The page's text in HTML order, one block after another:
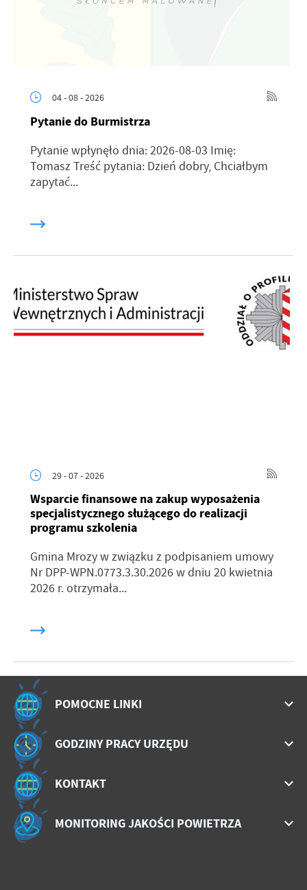
04 - 08 - 2026
Pytanie do Burmistrza
Pytanie wpłynęło dnia: 2026-08-03 Imię:
Tomasz Treść pytania: Dzień dobry, Chciałbym
zapytać...
29 - 07 - 2026
Wsparcie finansowe na zakup wyposażenia
specjalistycznego służącego do realizacji
programu szkolenia
Gmina Mrozy w związku z podpisaniem umowy
Nr DPP-WPN.0773.3.30.2026 w dniu 20 kwietnia
2026 r. otrzymała...
POMOCNE LINKI
GODZINY PRACY URZĘDU
KONTAKT
MONITORING JAKOŚCI POWIETRZA